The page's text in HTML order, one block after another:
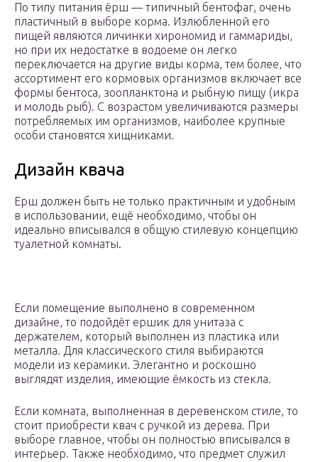
По типу питания ёрш — типичный бентофаг, очень
пластичный в выборе корма. Излюбленной его
пищей являются личинки хирономид и гаммариды,
но при их недостатке в водоеме он легко
переключается на другие виды корма, тем более, что
ассортимент его кормовых организмов включает все
формы бентоса, зоопланктона и рыбную пищу (икра
и молодь рыб). С возрастом увеличиваются размеры
потребляемых им организмов, наиболее крупные
особи становятся хищниками.
Дизайн квача
Ерш должен быть не только практичным и удобным
в использовании, ещё необходимо, чтобы он
идеально вписывался в общую стилевую концепцию
туалетной комнаты.
Если помещение выполнено в современном
дизайне, то подойдёт ершик для унитаза с
держателем, который выполнен из пластика или
металла. Для классического стиля выбираются
модели из керамики. Элегантно и роскошно
выглядят изделия, имеющие ёмкость из стекла.
Если комната, выполненная в деревенском стиле, то
стоит приобрести квач с ручкой из дерева. При
выборе главное, чтобы он полностью вписывался в
интерьер. Также необходимо, что предмет служил